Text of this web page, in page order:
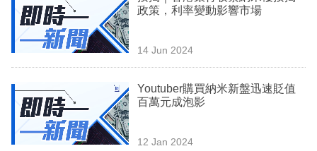
政策，利率變動影響市場
14 Jun 2024
Youtuber購買納米新盤迅速貶值
百萬元成泡影
12 Jan 2024